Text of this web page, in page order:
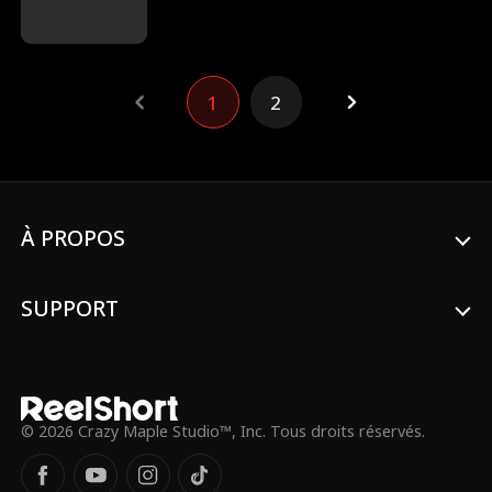
riche, Rose, et qu'ensemble ils l'humilient.
Alors qu'Emily touche le fond, elle tombe
sur Lucas. Grâce à un malentendu
1 2
À PROPOS
SUPPORT
© 2026 Crazy Maple Studio™, Inc. Tous droits réservés.